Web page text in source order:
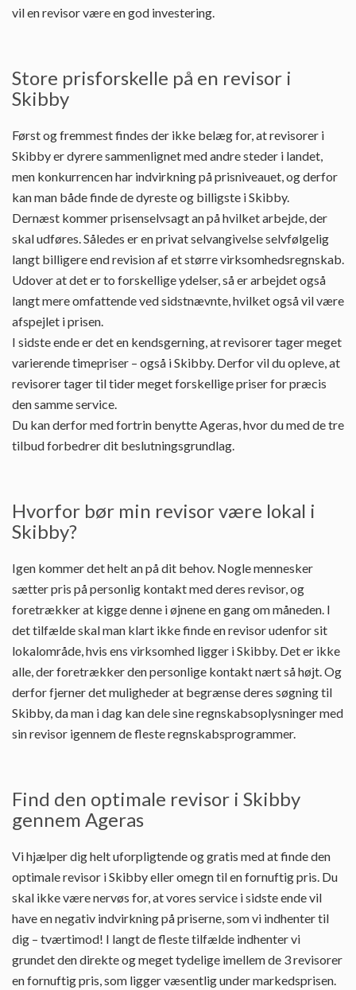
vil en revisor være en god investering.
Store prisforskelle på en revisor i
Skibby
Først og fremmest findes der ikke belæg for, at revisorer i
Skibby er dyrere sammenlignet med andre steder i landet,
men konkurrencen har indvirkning på prisniveauet, og derfor
kan man både finde de dyreste og billigste i Skibby.
Dernæst kommer prisenselvsagt an på hvilket arbejde, der
skal udføres. Således er en privat selvangivelse selvfølgelig
langt billigere end revision af et større virksomhedsregnskab.
Udover at det er to forskellige ydelser, så er arbejdet også
langt mere omfattende ved sidstnævnte, hvilket også vil være
afspejlet i prisen.
I sidste ende er det en kendsgerning, at revisorer tager meget
varierende timepriser – også i Skibby. Derfor vil du opleve, at
revisorer tager til tider meget forskellige priser for præcis
den samme service.
Du kan derfor med fortrin benytte Ageras, hvor du med de tre
tilbud forbedrer dit beslutningsgrundlag.
Hvorfor bør min revisor være lokal i
Skibby?
Igen kommer det helt an på dit behov. Nogle mennesker
sætter pris på personlig kontakt med deres revisor, og
foretrækker at kigge denne i øjnene en gang om måneden. I
det tilfælde skal man klart ikke finde en revisor udenfor sit
lokalområde, hvis ens virksomhed ligger i Skibby. Det er ikke
alle, der foretrækker den personlige kontakt nært så højt. Og
derfor fjerner det muligheder at begrænse deres søgning til
Skibby, da man i dag kan dele sine regnskabsoplysninger med
sin revisor igennem de fleste regnskabsprogrammer.
Find den optimale revisor i Skibby
gennem Ageras
Vi hjælper dig helt uforpligtende og gratis med at finde den
optimale revisor i Skibby eller omegn til en fornuftig pris. Du
skal ikke være nervøs for, at vores service i sidste ende vil
have en negativ indvirkning på priserne, som vi indhenter til
dig – tværtimod! I langt de fleste tilfælde indhenter vi
grundet den direkte og meget tydelige imellem de 3 revisorer
en fornuftig pris, som ligger væsentlig under markedsprisen.